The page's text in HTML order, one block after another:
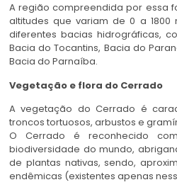
A região compreendida por essa
altitudes que variam de 0 a 1800
diferentes bacias hidrográficas,
Bacia do Tocantins, Bacia do
Bacia do Parnaíba.
Vegetação e flora do Cerrado
A vegetação do Cerrado é
troncos tortuosos, arbustos e
O Cerrado é reconhecido
biodiversidade do mundo,
de plantas nativas, sendo,
endêmicas (existentes apenas